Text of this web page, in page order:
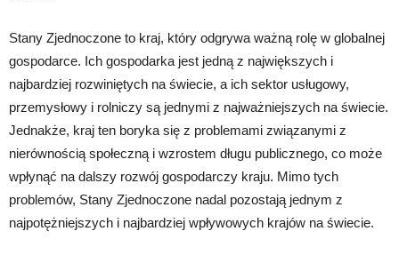
Stany Zjednoczone to kraj, który odgrywa ważną rolę w globalnej
gospodarce. Ich gospodarka jest jedną z największych i
najbardziej rozwiniętych na świecie, a ich sektor usługowy,
przemysłowy i rolniczy są jednymi z najważniejszych na świecie.
Jednakże, kraj ten boryka się z problemami związanymi z
nierównością społeczną i wzrostem długu publicznego, co może
wpłynąć na dalszy rozwój gospodarczy kraju. Mimo tych
problemów, Stany Zjednoczone nadal pozostają jednym z
najpotężniejszych i najbardziej wpływowych krajów na świecie.